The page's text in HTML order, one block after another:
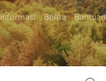
Informasi Berita Bantuan